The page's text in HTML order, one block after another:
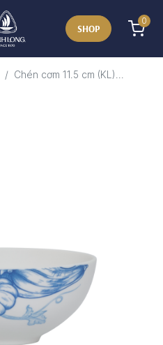
SHOP
0
Chén cơm 11.5 cm (KL)...